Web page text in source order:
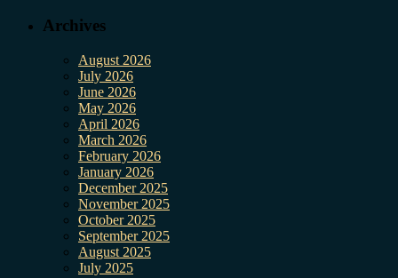
Archives
August 2026
July 2026
June 2026
May 2026
April 2026
March 2026
February 2026
January 2026
December 2025
November 2025
October 2025
September 2025
August 2025
July 2025